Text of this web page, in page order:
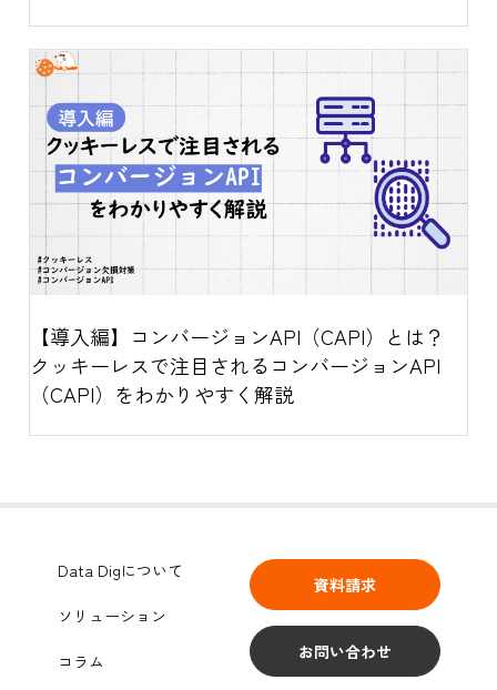
【導入編】コンバージョンAPI（CAPI）とは？
クッキーレスで注目されるコンバージョンAPI
（CAPI）をわかりやすく解説
Data Digについて
ソリューション
コラム
資料請求
お問い合わせ